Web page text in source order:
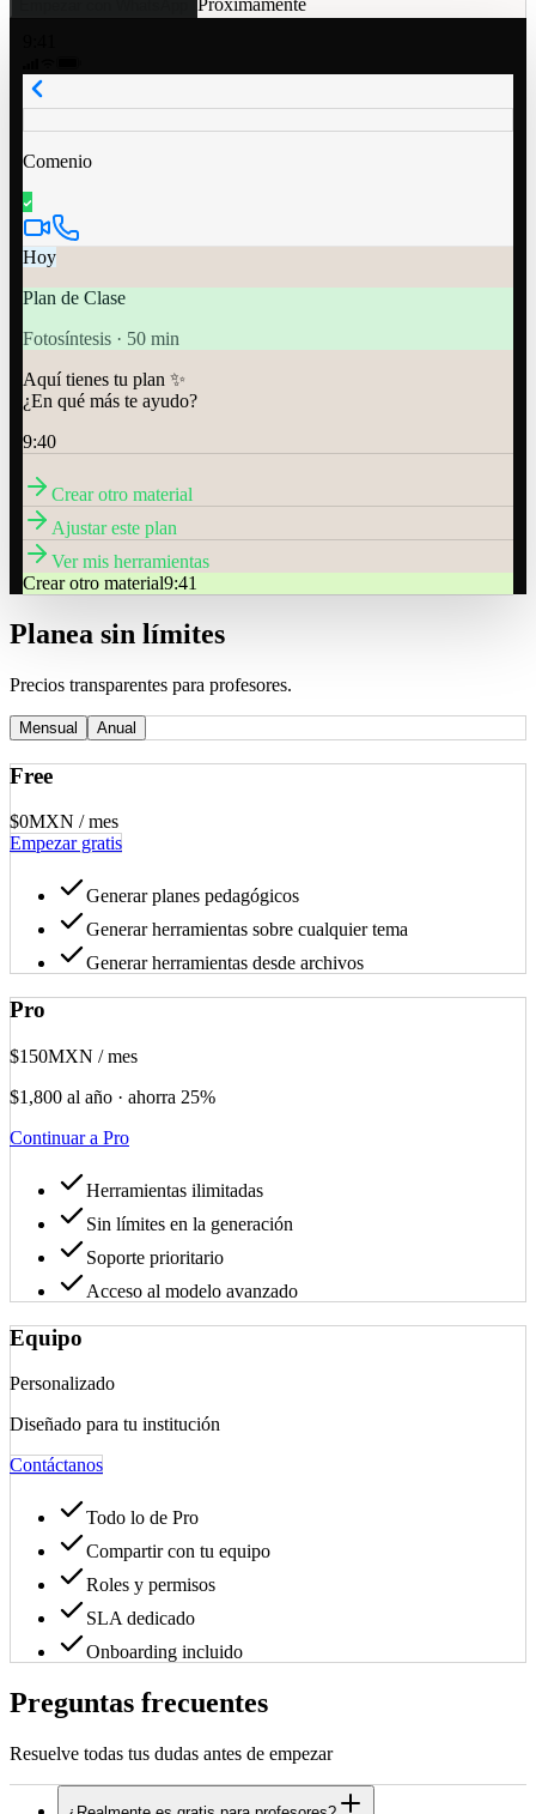
Próximamente
Comenio
Hoy
Plan de Clase
Fotosíntesis · 50 min
Aquí tienes tu plan ✨
¿En qué más te ayudo?
9:40
Crear otro material
Ajustar este plan
Ver mis herramientas
Crear otro material9:41
Planea sin límites
Precios transparentes para profesores.
Mensual Anual
Free
$0MXN / mes
Empezar gratis
Generar planes pedagógicos
Generar herramientas sobre cualquier tema
Generar herramientas desde archivos
Pro
$150MXN / mes
$1,800 al año · ahorra 25%
Continuar a Pro
Herramientas ilimitadas
Sin límites en la generación
Soporte prioritario
Acceso al modelo avanzado
Equipo
Personalizado
Diseñado para tu institución
Contáctanos
Todo lo de Pro
Compartir con tu equipo
Roles y permisos
SLA dedicado
Onboarding incluido
Preguntas frecuentes
Resuelve todas tus dudas antes de empezar